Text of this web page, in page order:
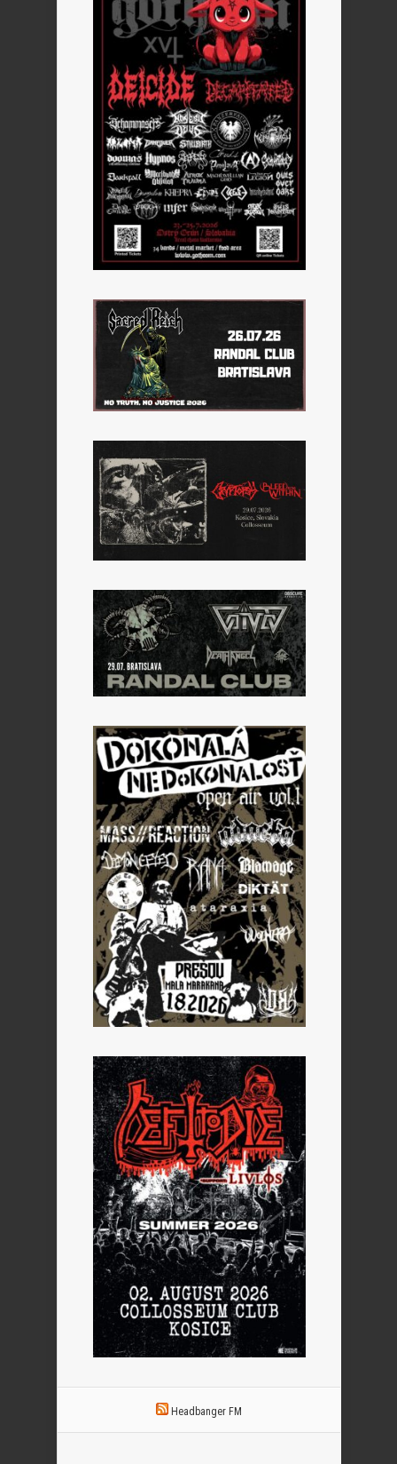
Headbanger FM